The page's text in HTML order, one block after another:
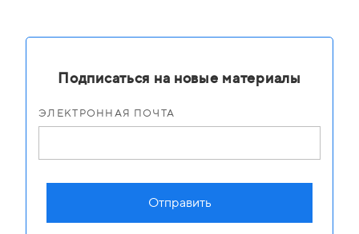
Подписаться на новые материалы
ЭЛЕКТРОННАЯ ПОЧТА
Отправить